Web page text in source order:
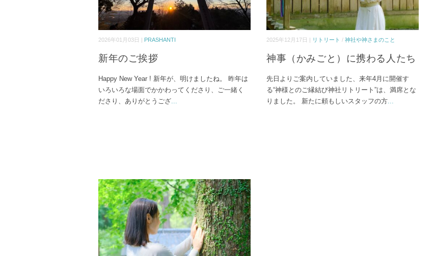
2026年01月03日 | PRASHANTI
新年のご挨拶
Happy New Year ! 新年が、明けましたね。 昨年は
いろいろな場面でかかわってくださり、ご一緒く
ださり、ありがとうござ...
2025年12月17日 | リトリート /神社や神さまのこと
神事（かみごと）に携わる人たち
先日よりご案内していました、来年4月に開催す
る“神様とのご縁結び神社リトリート”は、満席とな
りました。 新たに頼もしいスタッフの方